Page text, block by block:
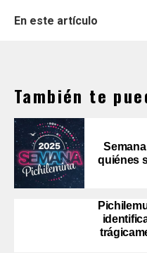
En este artículo
También te
quiénes